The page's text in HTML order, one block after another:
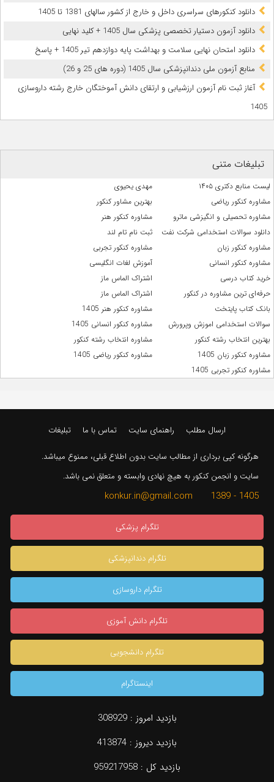
دانلود کنکورهای سراسری داخل و خارج از کشور سالهای 1381 تا 1405
دانلود آزمون دستیار تخصصی پزشکی سال 1405 + کلید نهایی
دانلود امتحان نهایی سلامت و بهداشت پایه دوازدهم تیر 1405 + پاسخ
ﻣﻨﺎﺑﻊ آزﻣﻮن ﻣﻠﯽ دندانپزشکی سال 1405 (دوره های 25 و 26)
آغاز ثبت نام آزمون‌ ارزشیابی و ارتقای دانش آموختگان خارج رشته داروسازی
1405
تبلیغات متنی
لیست منابع دکتری ۱۴۰۵
مهدی یحیوی
مشاوره کنکور ریاضی
بهترین مشاور کنکور
مشاوره تحصیلی و انگیزشی ماترو
مشاوره کنکور هنر
دانلود سوالات استخدامی شرکت نفت
ثبت نام تام لند
مشاوره کنکور زبان
مشاوره کنکور تجربی
مشاوره کنکور انسانی
آموزش لغات انگلیسی
خرید کتاب درسی
اشتراک الماس ماز
حرفه‌ای ترین مشاوره در کنکور
اشتراک الماس ماز
بانک کتاب پایتخت
مشاوره کنکور هنر 1405
سوالات استخدامی اموزش وپرورش
مشاوره کنکور انسانی 1405
بهترین انتخاب رشته کنکور
مشاوره انتخاب رشته کنکور
مشاوره کنکور زبان 1405
مشاوره کنکور ریاضی 1405
مشاوره کنکور تجربی 1405
ارسال مطلب راهنمای سایت تماس با ما تبلیغات
هرگونه کپی برداری از مطالب سایت بدون اطلاع قبلی، ممنوع میباشد.
سایت و انجمن کنکور به هیچ نهادی وابسته و متعلق نمی باشد.
1405 - 1389 konkur.in@gmail.com
تلگرام پزشکی
تلگرام دندانپزشکی
تلگرام داروسازی
تلگرام دانش آموزی
تلگرام دانشجویی
اینستاگرام
بازدید امروز :308929
بازدید دیروز : 413874
بازدید کل : 959217958